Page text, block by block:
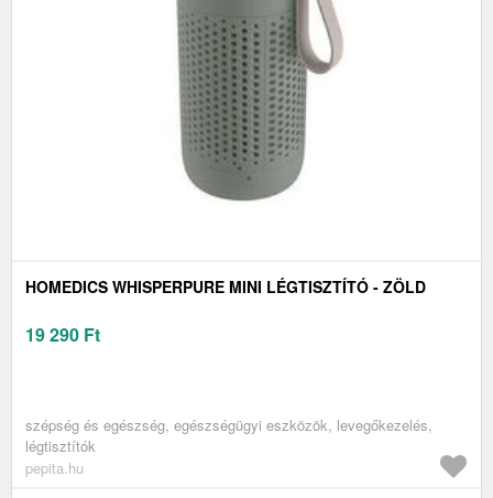
HOMEDICS WHISPERPURE MINI LÉGTISZTÍTÓ - ZÖLD
19 290 Ft
szépség és egészség, egészségügyi eszközök, levegőkezelés,
légtisztítók
pepita.hu